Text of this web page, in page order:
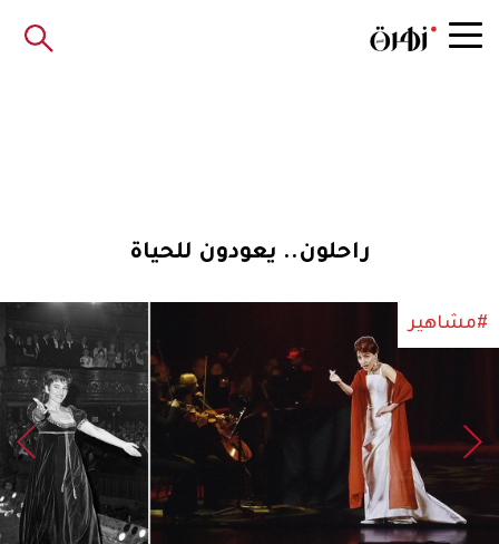
راحلون.. يعودون للحياة
#مشاهير